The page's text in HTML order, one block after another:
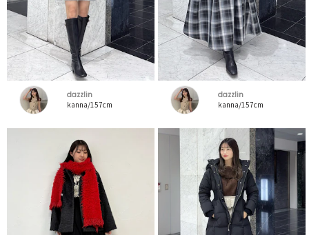
dazzlin
kanna/157cm
dazzlin
kanna/157cm